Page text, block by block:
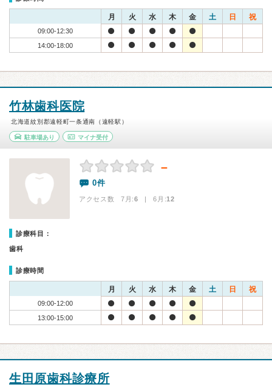
月 火 水 木 金 土 日 祝
09:00-12:30
14:00-18:00
竹林歯科医院
北海道紋別郡遠軽町一条通南（遠軽駅）
駐車場あり マイナ受付
－
0件
アクセス数 7月:6 | 6月:12
診療科目：
歯科
診療時間
月 火 水 木 金 土 日 祝
09:00-12:00
13:00-15:00
生田原歯科診療所